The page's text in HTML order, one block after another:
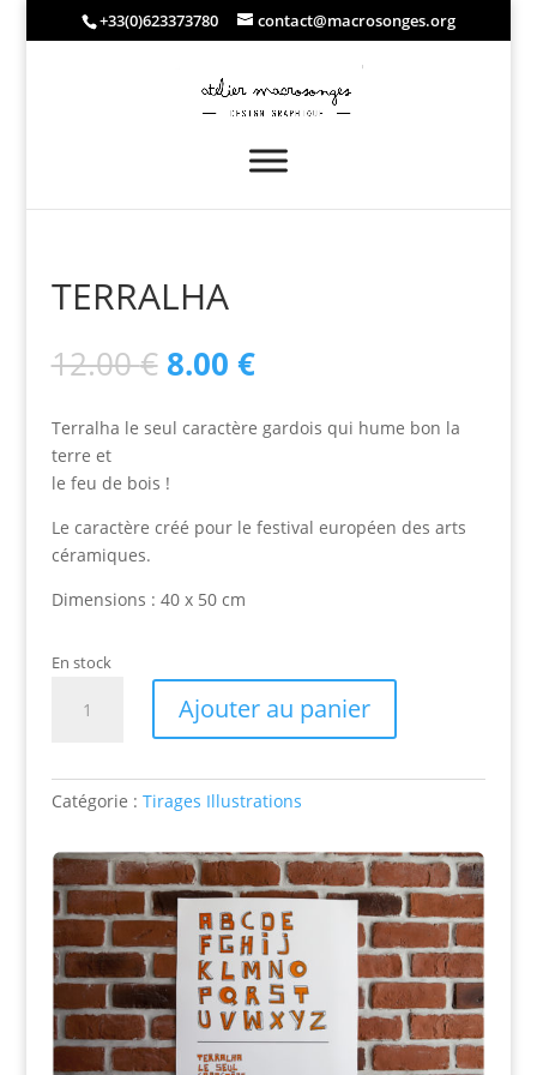
+33(0)623373780 contact@macrosonges.org
TERRALHA
12.00€ Le
prix
initial
était :
12.00 €.
8.00 €Le
prix
actuel
est :
Terralha le seul caractère gardois qui hume bon la
terre et
le feu de bois !
Le caractère créé pour le festival européen des arts
céramiques.
Dimensions : 40 x 50 cm
En stock
Ajouter au panier
Catégorie : Tirages Illustrations